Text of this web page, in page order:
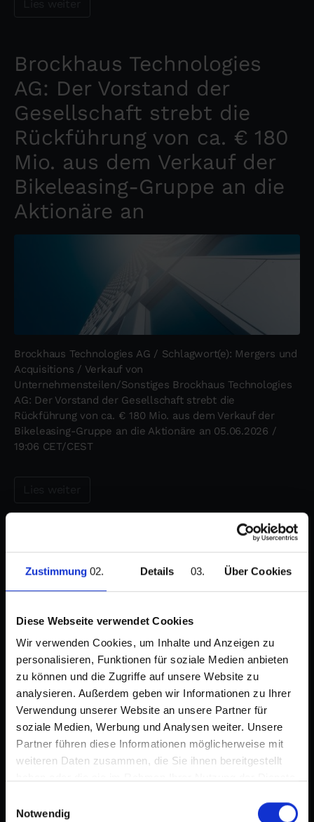
Zustimmung Details Über Cookies
Diese Webseite verwendet Cookies
Wir verwenden Cookies, um Inhalte und Anzeigen zu
personalisieren, Funktionen für soziale Medien anbieten
zu können und die Zugriffe auf unsere Website zu
analysieren. Außerdem geben wir Informationen zu Ihrer
Verwendung unserer Website an unsere Partner für
soziale Medien, Werbung und Analysen weiter. Unsere
Partner führen diese Informationen möglicherweise mit
weiteren Daten zusammen, die Sie ihnen bereitgestellt
Notwendig
Brockhaus Technologies
AG: Der Vorstand der
Gesellschaft strebt die
Rückführung von ca. € 180
Mio. aus dem Verkauf der
Bikeleasing-Gruppe an die
Aktionäre an
Brockhaus Technologies AG / Schlagwort(e): Mergers und
Acquisitions / Verkauf von
Unternehmensteilen/Sonstiges Brockhaus Technologies
AG: Der Vorstand der Gesellschaft strebt die
Rückführung von ca. € 180 Mio. aus dem Verkauf der
Bikeleasing-Gruppe an die Aktionäre an 05.06.2026 /
19:06 CET/CEST
Brockhaus Technologies
AG: Verkauf der Beteiligung
an der Bikeleasing-Gruppe;
Erfüllung aller
Vollzugsbedingungen